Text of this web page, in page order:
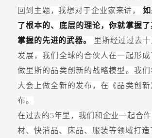
回到主题，我想对于企业家来讲，
了根本的、底层的理论，你就掌握
掌握的先进的武器。
里斯经过过去
发展，我们全球的合伙人在一起形成
做里斯的品类创新的战略模型。我
大会上做全新的发布，在《品类创
布。
在过去的5年里，我们和企业一起合
材、快消品、床品、服装等领域打造